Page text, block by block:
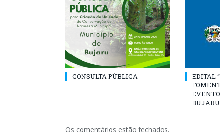
CONSULTA PÚBLICA
EDITAL
EVENTO
Os comentários estão fechados.